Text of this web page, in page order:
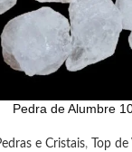
Pedra de Alumbre
e Cristais,
Top